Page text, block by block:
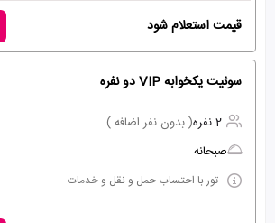
قیمت استعلام شود
سوئیت یکخوابه VIP دو نفره
2 نفره
( بدون نفر اضافه )
صبحانه
تور با احتساب حمل و نقل و خدمات